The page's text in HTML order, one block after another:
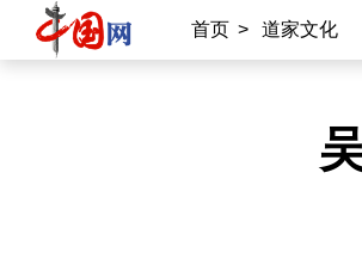
首页 > 道家文化